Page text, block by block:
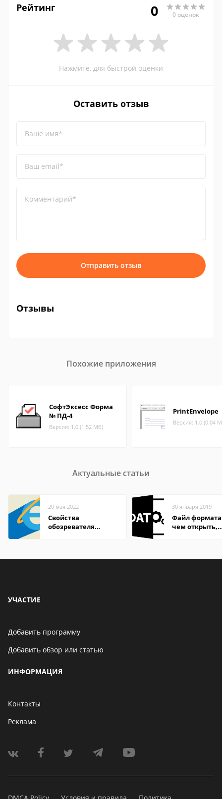
Рейтинг 0 0 оценок
Нажмите, для быстрой оценки
Оставить отзыв
Ваше имя*
Ваш email*
Комментарий*
Отправить отзыв
Отзывы
Похожие приложения
СофтЭксесс Форма
№ ПД-4
Версия: 1.0 (1.52 МБ)
PrintEnvelope
Версия: 1.0 (0.04
Актуальные статьи
20 мая 2022
Свойства
обозревателя
30 января 2019
Файл формата
чем открыть,
УЧАСТИЕ
Добавить программу
Добавить обзор или статью
ИНФОРМАЦИЯ
Контакты
Реклама